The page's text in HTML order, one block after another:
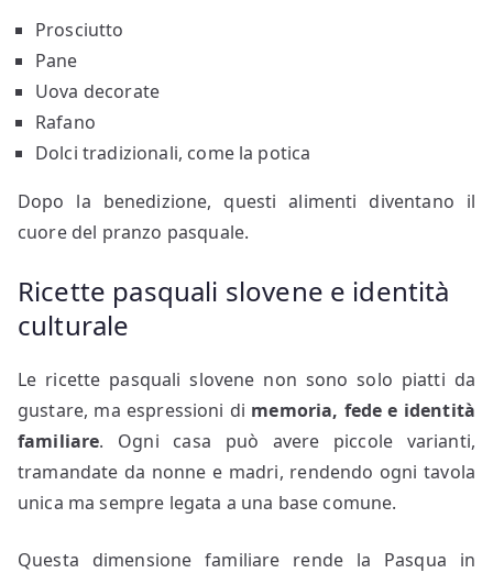
Prosciutto
Pane
Uova decorate
Rafano
Dolci tradizionali, come la potica
Dopo la benedizione, questi alimenti diventano il
cuore del pranzo pasquale.
Ricette pasquali slovene e identità
culturale
Le ricette pasquali slovene non sono solo piatti da
gustare, ma espressioni di memoria, fede e identità
familiare. Ogni casa può avere piccole varianti,
tramandate da nonne e madri, rendendo ogni tavola
unica ma sempre legata a una base comune.
Questa dimensione familiare rende la Pasqua in